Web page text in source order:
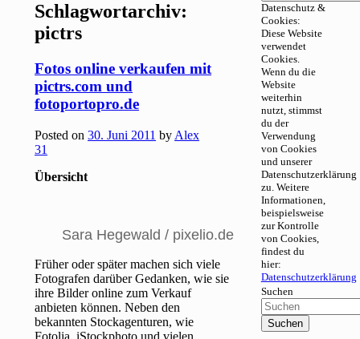
Schlagwortarchiv:
pictrs
Fotos online verkaufen mit
pictrs.com und
fotoportopro.de
Posted on30. Juni 2011 by Alex
31
Übersicht
Sara Hegewald / pixelio.de
Früher oder später machen sich viele
Fotografen darüber Gedanken, wie sie
ihre Bilder online zum Verkauf
anbieten können. Neben den
bekannten Stockagenturen, wie
Fotolia, iStockphoto und vielen
Datenschutz &
Cookies:
Diese Website
verwendet
Cookies.
Wenn du die
Website
weiterhin
nutzt, stimmst
du der
Verwendung
von Cookies
und unserer
Datenschutzerklärung
zu. Weitere
Informationen,
beispielsweise
zur Kontrolle
von Cookies,
findest du
hier:
Datenschutzerklärung
Suchen